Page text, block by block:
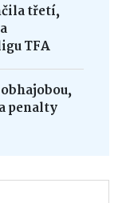
třetí,
TFA
penalty